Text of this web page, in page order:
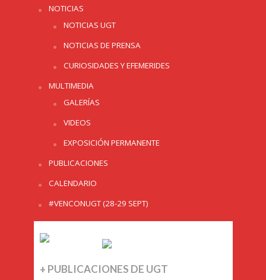
NOTICIAS
NOTICIAS UGT
NOTICIAS DE PRENSA
CURIOSIDADES Y EFEMERIDES
MULTIMEDIA
GALERÍAS
VIDEOS
EXPOSICIÓN PERMANENTE
PUBLICACIONES
CALENDARIO
#VENCONUGT (28-29 SEPT)
+ PUBLICACIONES DE UGT